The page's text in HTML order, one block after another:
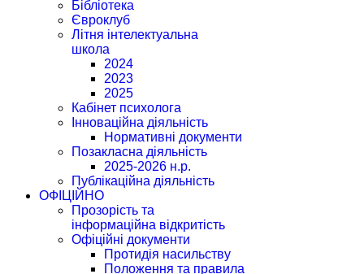
Бібліотека
Євроклуб
Літня інтелектуальна
школа
2024
2023
2025
Кабінет психолога
Інноваційна діяльність
Нормативні документи
Позакласна діяльність
2025-2026 н.р.
Публікаційна діяльність
ОФІЦІЙНО
Прозорість та
інформаційна відкритість
Офіційні документи
Протидія насильству
Положення та правила